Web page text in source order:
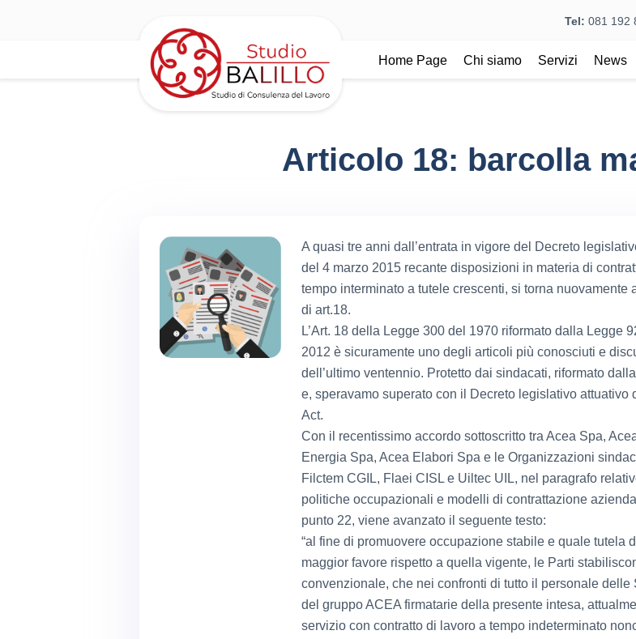
Tel: 081 192
Home Page Chi siamo Servizi News
Articolo 18: barcolla
A quasi tre anni dall’entrata in vigore del Decreto
del 4 marzo 2015 recante disposizioni in materia di
tempo interminato a tutele crescenti, si torna nuovamente
di art.18.
L’Art. 18 della Legge 300 del 1970 riformato dalla Legge
2012 è sicuramente uno degli articoli più conosciuti e
dell’ultimo ventennio. Protetto dai sindacati, riformato
e, speravamo superato con il Decreto legislativo attuativo
Act.
Con il recentissimo accordo sottoscritto tra Acea Spa,
Energia Spa, Acea Elabori Spa e le Organizzazioni
Filctem CGIL, Flaei CISL e Uiltec UIL, nel paragrafo
politiche occupazionali e modelli di contrattazione
punto 22, viene avanzato il seguente testo:
“al fine di promuovere occupazione stabile e quale tutela
maggior favore rispetto a quella vigente, le Parti
convenzionale, che nei confronti di tutto il personale delle
del gruppo ACEA firmatarie della presente intesa,
servizio con contratto di lavoro a tempo indeterminato